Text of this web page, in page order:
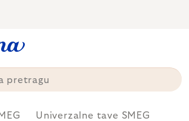
Univerzalne tave SMEG